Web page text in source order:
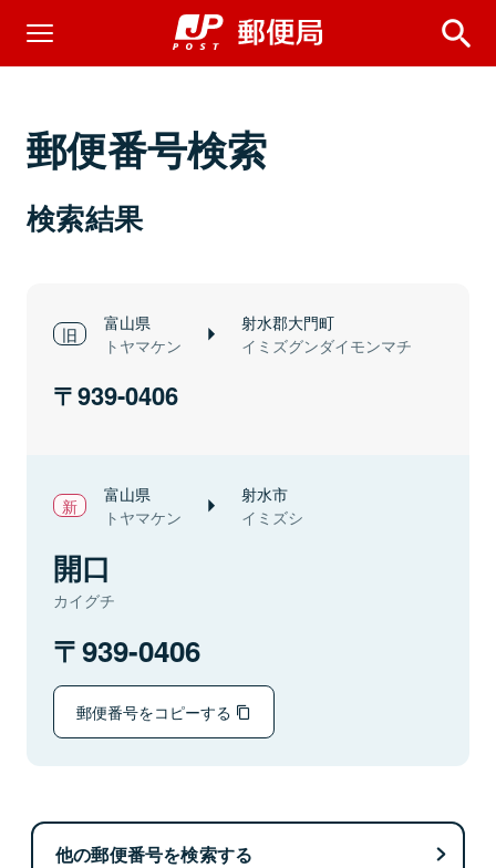
郵便番号検索
検索結果
富山県
トヤマケン
射水郡大門町
イミズグンダイモンマチ
939-0406
富山県
トヤマケン
射水市
イミズシ
開口
カイグチ
939-0406
郵便番号をコピーする
他の郵便番号を検索する